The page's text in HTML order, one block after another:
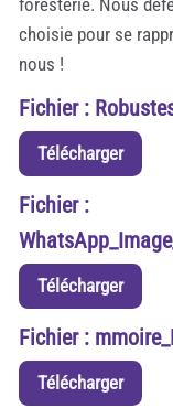
choisie pour se
nous !
Fichier :
Télécharger
Fichier :
Télécharger
Fichier :
Télécharger